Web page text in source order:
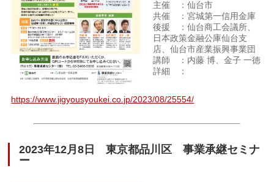
主催 ：仙台市
共催 ：宮城第一信用金庫
後援 ：仙台商工会議所、
日本政策金融公庫仙台支
店、仙台市産業振興事業団
講師 ：内藤 博、金子 一徳
詳細 ：
https://www.jigyousyoukei.co.jp/2023/08/25554/
2023年12月8日 東京都品川区 事業承継セミナ
ー